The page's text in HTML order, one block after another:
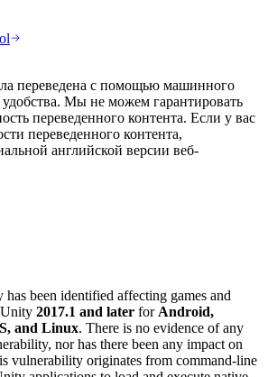
и операции с живыми играми
мобильных пользователей
и D2C
Unity
мобильные хиты с Unity
магазине в онлайн-опыт
и впечатления в автомобиле
жизни
практикам
экспертов
и строительные блоки
и технические советы
центр
креаторам и инсайдерам
по всему миру
и лучшие практики
ваше учебное заведение
переведена с помощью машинного
удобства. Мы не можем гарантировать
переведенного контента. Если у вас
переведенного контента,
английской версии веб-
been identified affecting games and
2017.1 and later for Android,
and Linux. There is no evidence of any
nor has there been any impact on
vulnerability originates from command-line